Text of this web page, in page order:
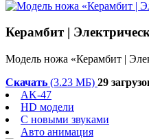
Керамбит |
Модель ножа «Керамбит |
Скачать (3.23 МБ) 29
AK-47
HD модели
С новыми звуками
Авто анимация